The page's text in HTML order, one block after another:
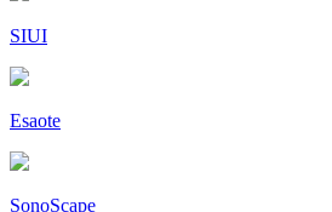
SIUI
Esaote
SonoScape